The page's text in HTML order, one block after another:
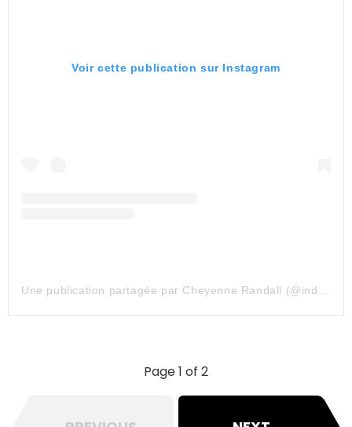
Voir cette publication sur Instagram
Page 1 of 2